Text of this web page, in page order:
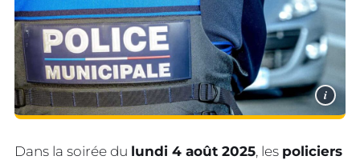
i
Dans la soirée du lundi 4 août 2025, les policiers